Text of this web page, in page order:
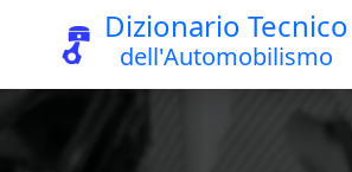
Dizionario Tecnico
dell'Automobilismo